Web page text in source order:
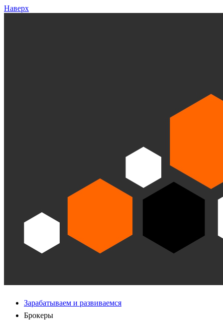
Наверх
Зарабатываем и развиваемся
Брокеры